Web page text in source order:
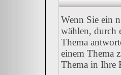
Wenn Sie ein
wählen, durch
Thema
einem Thema
Thema in Ihre